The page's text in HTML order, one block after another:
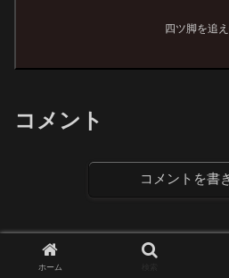
四ツ脚を追
コメント
コメントを書
ホーム